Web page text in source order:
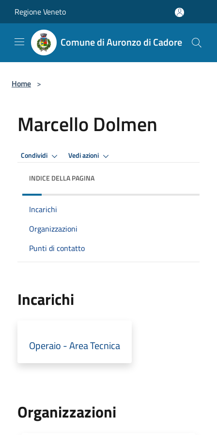
Regione Veneto
Comune di Auronzo di Cadore
Home >
Marcello Dolmen
Condividi Vedi azioni
INDICE DELLA PAGINA
Incarichi
Organizzazioni
Punti di contatto
Incarichi
Operaio - Area Tecnica
Organizzazioni